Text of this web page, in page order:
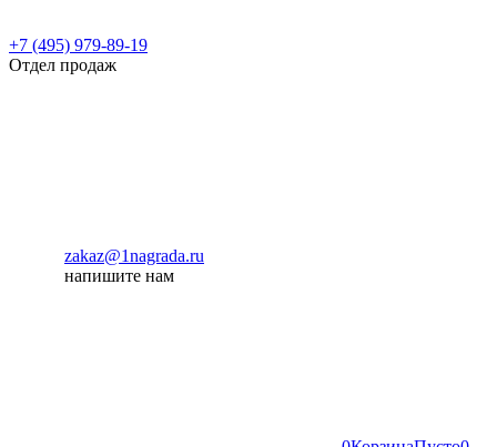
+7 (495) 979-89-19
Отдел продаж
zakaz@1nagrada.ru
напишите нам